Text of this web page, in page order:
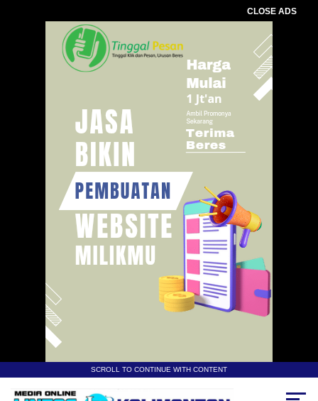
CLOSE ADS
SCROLL TO CONTINUE WITH CONTENT